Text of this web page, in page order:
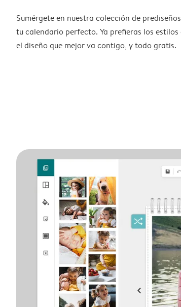
Sumérgete en nuestra colección de
tu calendario perfecto. Ya prefieras los
el diseño que mejor va contigo, y todo gratis.